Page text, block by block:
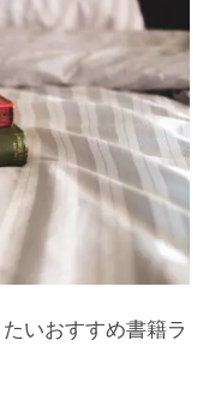
NISA 8つのポ
らの新NISA活
ふるさと
教科書
心者でもよく
券アナリスト
いおすすめ書籍ラ